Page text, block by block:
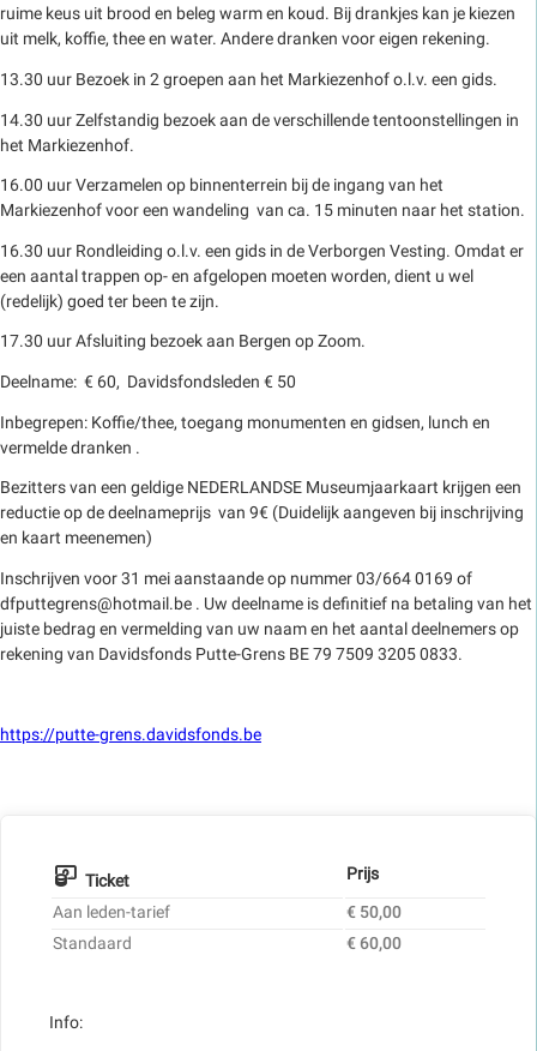
ruime keus uit brood en beleg warm en koud. Bij drankjes kan je kiezen
uit melk, koffie, thee en water. Andere dranken voor eigen rekening.
13.30 uur Bezoek in 2 groepen aan het Markiezenhof o.l.v. een gids.
14.30 uur Zelfstandig bezoek aan de verschillende tentoonstellingen in
het Markiezenhof.
16.00 uur Verzamelen op binnenterrein bij de ingang van het
Markiezenhof voor een wandeling van ca. 15 minuten naar het station.
16.30 uur Rondleiding o.l.v. een gids in de Verborgen Vesting. Omdat er
een aantal trappen op- en afgelopen moeten worden, dient u wel
(redelijk) goed ter been te zijn.
17.30 uur Afsluiting bezoek aan Bergen op Zoom.
Deelname: € 60, Davidsfondsleden € 50
Inbegrepen: Koffie/thee, toegang monumenten en gidsen, lunch en
vermelde dranken .
Bezitters van een geldige NEDERLANDSE Museumjaarkaart krijgen een
reductie op de deelnameprijs van 9€ (Duidelijk aangeven bij inschrijving
en kaart meenemen)
Inschrijven voor 31 mei aanstaande op nummer 03/664 0169 of
dfputtegrens@hotmail.be . Uw deelname is definitief na betaling van het
juiste bedrag en vermelding van uw naam en het aantal deelnemers op
rekening van Davidsfonds Putte-Grens BE 79 7509 3205 0833.
https://putte-grens.davidsfonds.be
Ticket
Prijs
Aan leden-tarief
€ 50,00
Standaard
€ 60,00
Info: